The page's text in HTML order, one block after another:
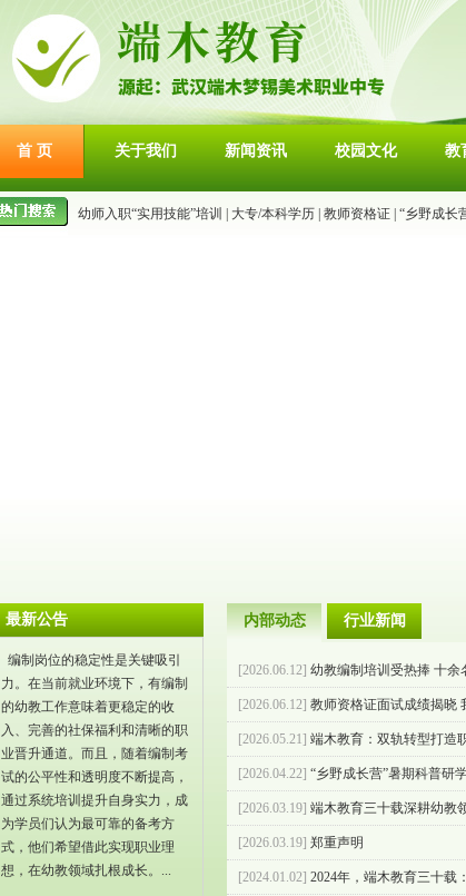
首 页 关于我们 新闻资讯 校园文化 教
幼师入职“实用技能”培训 大专/本科学历 教师资格证 “乡野成长
内部动态 行业新闻
[2026.06.12] 幼教编制培训受热捧 十余
[2026.06.12] 教师资格证面试成绩揭晓
[2026.05.21] 端木教育：双轨转型打造
[2026.04.22] “乡野成长营”暑期科普研
[2026.03.19] 端木教育三十载深耕幼教
[2026.03.19] 郑重声明
[2024.01.02] 2024年，端木教育三十载
最新公告
编制岗位的稳定性是关键吸引
力。在当前就业环境下，有编制
的幼教工作意味着更稳定的收
入、完善的社保福利和清晰的职
业晋升通道。而且，随着编制考
试的公平性和透明度不断提高，
通过系统培训提升自身实力，成
为学员们认为最可靠的备考方
式，他们希望借此实现职业理
想，在幼教领域扎根成长。...